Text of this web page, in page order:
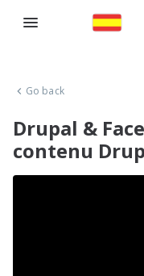
Go back
Drupal &
contenu